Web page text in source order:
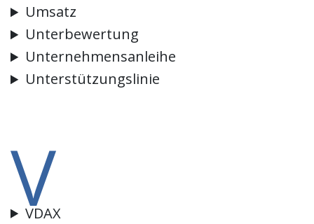
Umsatz
Unterbewertung
Unternehmensanleihe
Unterstützungslinie
V
VDAX